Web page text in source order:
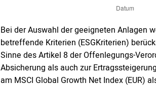
Bei der Auswahl der geeigneten Anlagen
betreffende Kriterien (ESGKriterien)
Sinne des Artikel 8 der Offenlegungs-
Absicherung als auch zur
am MSCI Global Growth Net Index (EUR)